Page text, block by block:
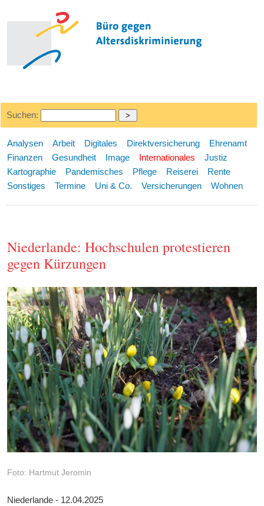
Suchen:
Analysen Arbeit Digitales Direktversicherung
Ehrenamt
Finanzen
Gesundheit Image Internationales
Justiz
Kartographie
Pandemisches Pflege Reiserei
Rente
Sonstiges
Termine Uni & Co. Versicherungen Wohnen
Niederlande: Hochschulen protestieren
gegen Kürzungen
Foto: Hartmut Jeromin
Niederlande - 12.04.2025